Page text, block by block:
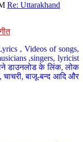
Re: Uttarakhand
, Videos of songs,
,singers, lyricist
डाउनलोड के लिंक, लोक
चाचरी, बाजू-बन्द आदि और